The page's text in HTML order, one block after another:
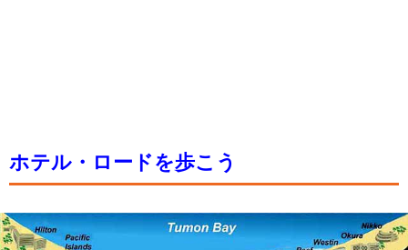
ホテル・ロードを歩こう